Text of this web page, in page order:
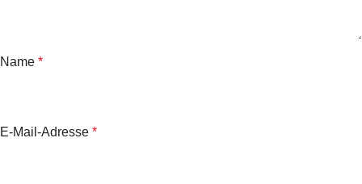
Name *
E-Mail-Adresse *